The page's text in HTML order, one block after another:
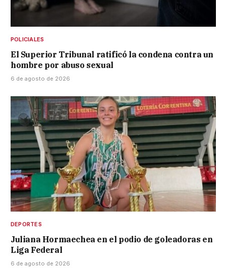
POLICIALES
El Superior Tribunal ratificó la condena contra un
hombre por abuso sexual
6 de agosto de 2026
DEPORTES
Juliana Hormaechea en el podio de goleadoras en
Liga Federal
6 de agosto de 2026